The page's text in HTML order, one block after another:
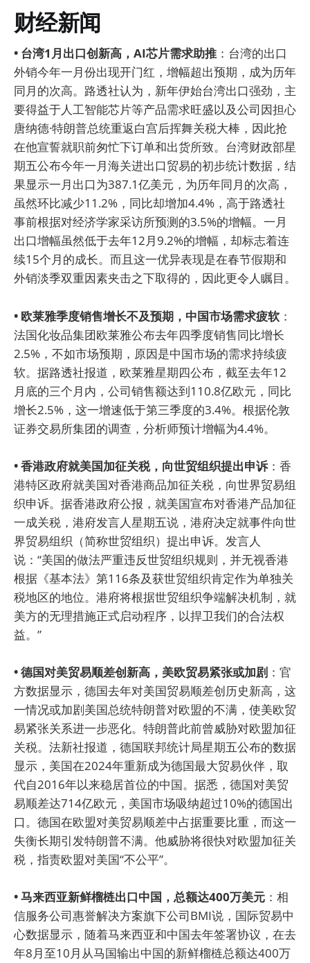
财经新闻
• 台湾1月出口创新高，AI芯片需求助推 ：台湾的出口
外销今年一月份出现开门红，增幅超出预期，成为历年
同月的次高。路透社认为，新年伊始台湾出口强劲，主
要得益于人工智能芯片等产品需求旺盛以及公司因担心
唐纳德·特朗普总统重返白宫后挥舞关税大棒，因此抢
在他宣誓就职前匆忙下订单和出货所致。台湾财政部星
期五公布今年一月海关进出口贸易的初步统计数据，结
果显示一月出口为387.1亿美元，为历年同月的次高，
虽然环比减少11.2%，同比却增加4.4%，高于路透社
事前根据对经济学家采访所预测的3.5%的增幅。一月
出口增幅虽然低于去年12月9.2%的增幅，却标志着连
续15个月的成长。而且这一优异表现是在春节假期和
外销淡季双重因素夹击之下取得的，因此更令人瞩目。
• 欧莱雅季度销售增长不及预期，中国市场需求疲软 ：
法国化妆品集团欧莱雅公布去年四季度销售同比增长
2.5%，不如市场预期，原因是中国市场的需求持续疲
软。据路透社报道，欧莱雅星期四公布，截至去年12
月底的三个月内，公司销售额达到110.8亿欧元，同比
增长2.5%，这一增速低于第三季度的3.4%。根据伦敦
证券交易所集团的调查，分析师预计增幅为4.4%。
• 香港政府就美国加征关税，向世贸组织提出申诉：香
港特区政府就美国对香港商品加征关税，向世界贸易组
织申诉。据香港政府公报，就美国宣布对香港产品加征
一成关税，港府发言人星期五说，港府决定就事件向世
界贸易组织（简称世贸组织）提出申诉。发言人
说：“美国的做法严重违反世贸组织规则，并无视香港
根据《基本法》第116条及获世贸组织肯定作为单独关
税地区的地位。港府将根据世贸组织争端解决机制，就
美方的无理措施正式启动程序，以捍卫我们的合法权
益。”
• 德国对美贸易顺差创新高，美欧贸易紧张或加剧 ：官
方数据显示，德国去年对美国贸易顺差创历史新高，这
一情况或加剧美国总统特朗普对欧盟的不满，使美欧贸
易紧张关系进一步恶化。特朗普此前曾威胁对欧盟加征
关税。法新社报道，德国联邦统计局星期五公布的数据
显示，美国在2024年重新成为德国最大贸易伙伴，取
代自2016年以来稳居首位的中国。据悉，德国对美贸
易顺差达714亿欧元，美国市场吸纳超过10%的德国出
口。德国在欧盟对美贸易顺差中占据重要比重，而这一
失衡长期引发特朗普不满。他威胁将很快对欧盟加征关
税，指责欧盟对美国“不公平”。
• 马来西亚新鲜榴梿出口中国，总额达400万美元 ：相
信服务公司惠誉解决方案旗下公司BMI说，国际贸易中
心数据显示，随着马来西亚和中国去年签署协议，在去
年8月至10月从马国输出中国的新鲜榴梿总额达400万